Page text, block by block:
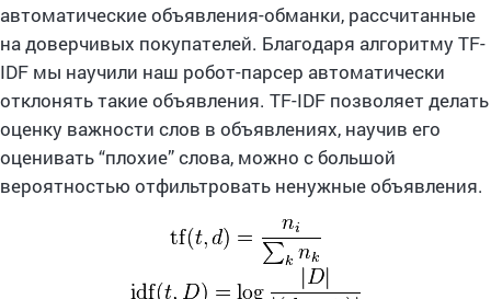
автоматические объявления-обманки, рассчитанные
на доверчивых покупателей. Благодаря алгоритму TF-
IDF мы научили наш робот-парсер автоматически
отклонять такие объявления. TF-IDF позволяет делать
оценку важности слов в объявлениях, научив его
оценивать “плохие” слова, можно с большой
вероятностью отфильтровать ненужные объявления.